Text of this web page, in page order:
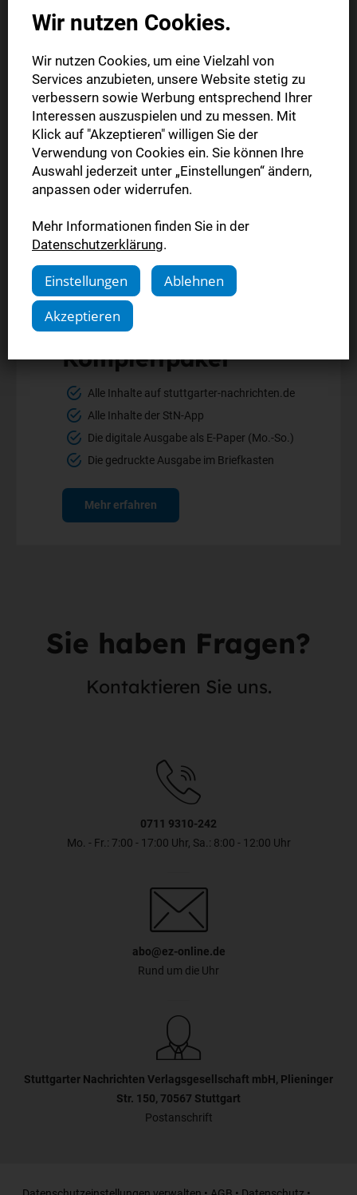
Die digitale Ausgabe als E-Paper (Mo.-So.)
Die gedruckte Ausgabe im Briefkasten
Mehr erfahren
Komplettpaket
Alle Inhalte auf stuttgarter-nachrichten.de
Alle Inhalte der StN-App
Die digitale Ausgabe als E-Paper (Mo.-So.)
Die gedruckte Ausgabe im Briefkasten
Mehr erfahren
Sie haben Fragen?
Kontaktieren Sie uns.
0711 9310-242
Mo. - Fr.: 7:00 - 17:00 Uhr, Sa.: 8:00 - 12:00 Uhr
abo@ez-online.de
Rund um die Uhr
Stuttgarter Nachrichten Verlagsgesellschaft mbH, Plieninger
Str. 150, 70567 Stuttgart
Postanschrift
Wir nutzen Cookies.
Wir nutzen Cookies, um eine Vielzahl von
Services anzubieten, unsere Website stetig zu
verbessern sowie Werbung entsprechend Ihrer
Interessen auszuspielen und zu messen. Mit
Klick auf "Akzeptieren" willigen Sie der
Verwendung von Cookies ein. Sie können Ihre
Auswahl jederzeit unter „Einstellungen“ ändern,
anpassen oder widerrufen.
Mehr Informationen finden Sie in der
Datenschutzerklärung.
Einstellungen
Ablehnen
Akzeptieren